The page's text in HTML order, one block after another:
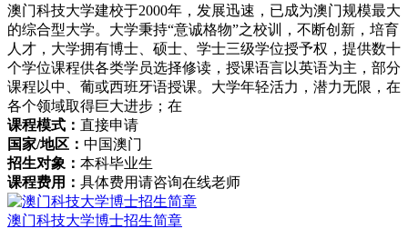
澳门科技大学建校于2000年，发展迅速，已成为澳门规模最大
的综合型大学。大学秉持“意诚格物”之校训，不断创新，培育
人才，大学拥有博士、硕士、学士三级学位授予权，提供数十
个学位课程供各类学员选择修读，授课语言以英语为主，部分
课程以中、葡或西班牙语授课。大学年轻活力，潜力无限，在
各个领域取得巨大进步；在
课程模式： 直接申请
国家/地区： 中国澳门
招生对象： 本科毕业生
课程费用： 具体费用请咨询在线老师
澳门科技大学博士招生简章